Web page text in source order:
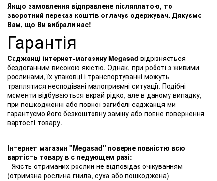
Якщо замовлення відправлене післяплатою, то
зворотний переказ коштів оплачує одержувач. Дякуємо
Вам, що Ви вибрали нас!
Гарантія
Саджанці інтернет-магазину Megasad відрізняється
бездоганним високою якістю. Однак, при роботі з живими
рослинами, їх упаковці і транспортуванні можуть
траплятися несподівані малоприємні ситуації. Подібні
моменти відбуваються вкрай рідко, але в даному випадку,
при пошкодженні або повної загибелі саджанця ми
гарантуємо його безкоштовну заміну або повне повернення
вартості товару.
Інтернет магазин "Megasad" поверне повністю всю
вартість товару в с ледующем разі:
- Якість отриманих рослин не відповідає очікуванням
(отримана рослина гнила, суха або пошкоджена).